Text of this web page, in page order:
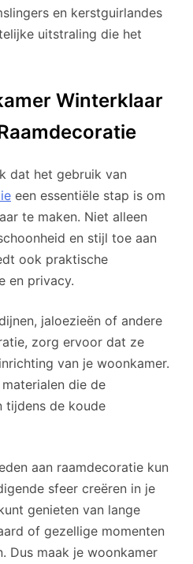
en kerstguirlandes
uitstraling die het
Winterklaar
dat het gebruik van
een essentiële stap is om
te maken. Niet alleen
en stijl toe aan
ook praktische
en privacy.
jaloezieën of andere
zorg ervoor dat ze
van je woonkamer.
die de
tijdens de koude
aan raamdecoratie kun
sfeer creëren in je
genieten van lange
of gezellige momenten
Dus maak je woonkamer